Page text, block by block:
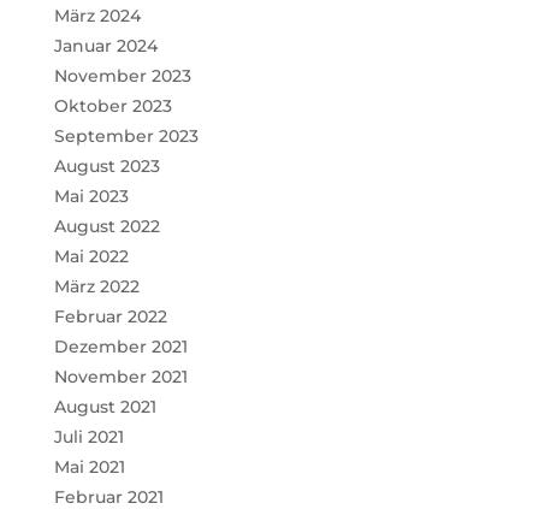
März 2024
Januar 2024
November 2023
Oktober 2023
September 2023
August 2023
Mai 2023
August 2022
Mai 2022
März 2022
Februar 2022
Dezember 2021
November 2021
August 2021
Juli 2021
Mai 2021
Februar 2021